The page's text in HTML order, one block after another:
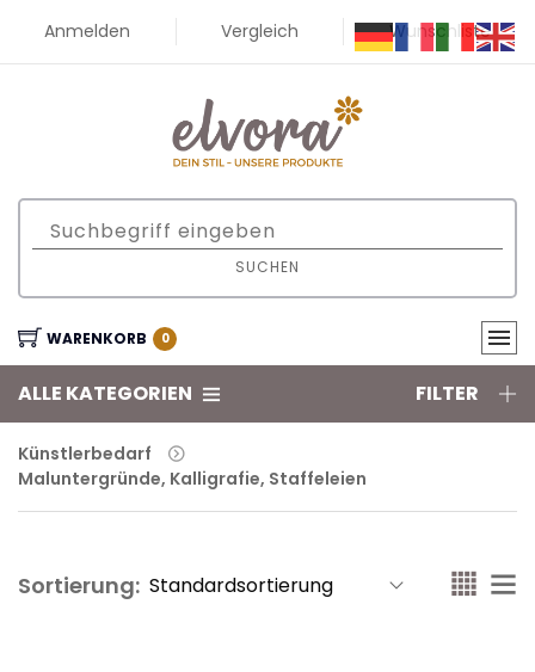
Anmelden Vergleich Wunschliste
SUCHEN
WARENKORB 0
ALLE KATEGORIEN FILTER
Künstlerbedarf
Maluntergründe, Kalligrafie, Staffeleien
Sortierung: